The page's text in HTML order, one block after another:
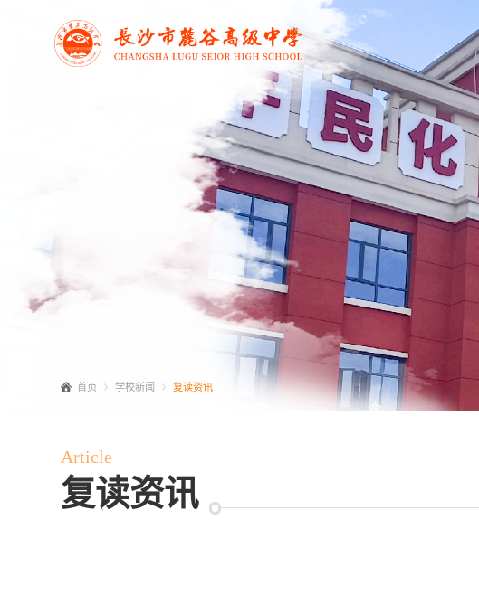
首页 学校新闻 复读资讯
Article
复读资讯